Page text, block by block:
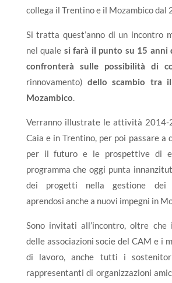
collega il Trentino e il Mozambico dal
Si tratta quest’anno di un incontro
nel quale si farà il punto su 15 anni
confronterà sulle possibilità di
rinnovamento)dello scambio tra
Mozambico
Verranno illustrate le attività 2014-
Caia e in Trentino, per poi passare a
per il futuro e le prospettive di
programma che oggi punta
dei progetti nella gestione dei
aprendosi anche a nuovi impegni in
Sono invitati all’incontro, oltre che
delle associazioni socie del CAM e i
di lavoro, anche tutti i
rappresentanti di organizzazioni